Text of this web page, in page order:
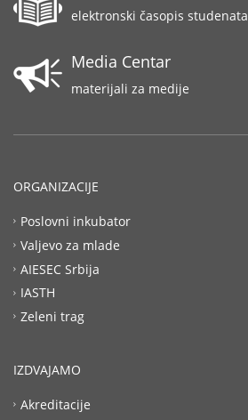
elektronski časopis studenata
Media Centar
materijali za medije
ORGANIZACIJE
Poslovni inkubator
Valjevo za mlade
AIESEC Srbija
IASTH
Zeleni trag
IZDVAJAMO
Akreditacije